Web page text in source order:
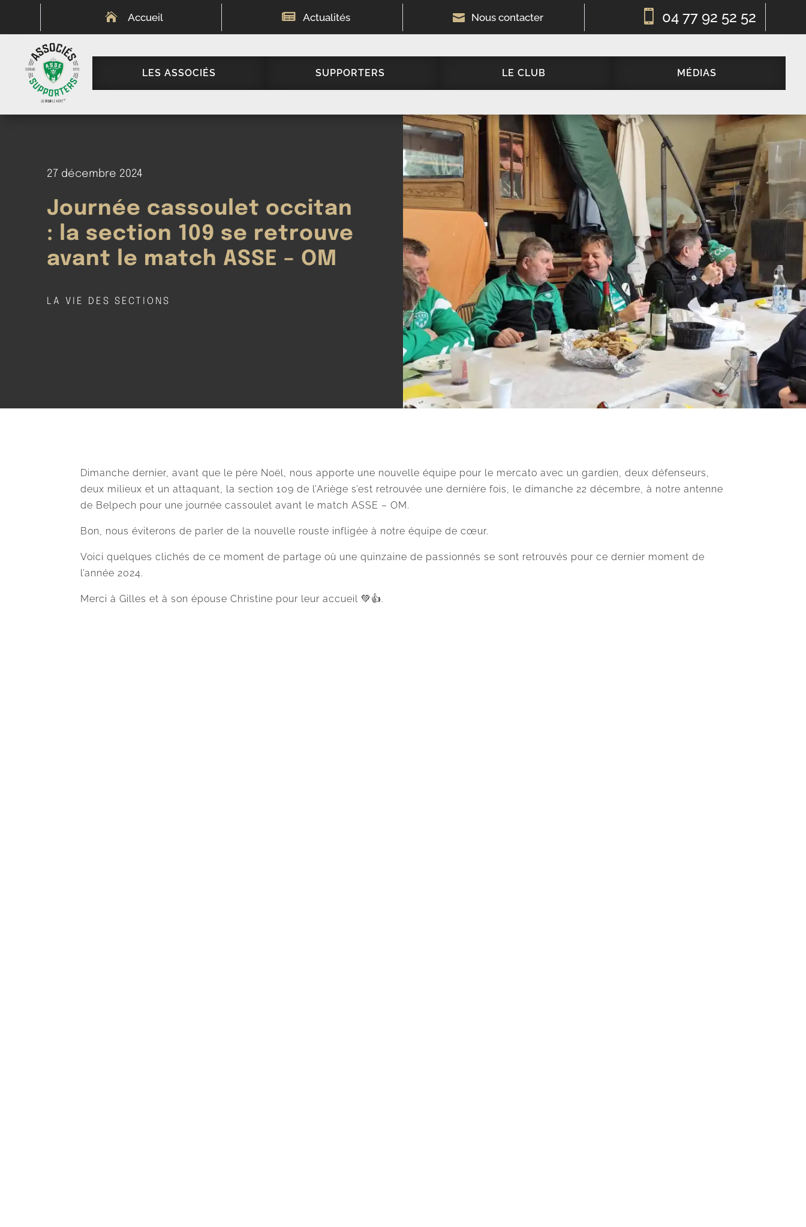
 Accueil  Actualités  Nous contacter  04 77 92 52 52
LES ASSOCIÉS SUPPORTERS LE CLUB MÉDIAS
27 décembre 2024
Journée cassoulet occitan
: la section 109 se retrouve
avant le match ASSE – OM
LA VIE DES SECTIONS
Dimanche dernier, avant que le père Noël, nous apporte une nouvelle équipe pour le mercato avec un gardien, deux défenseurs,
deux milieux et un attaquant, la section 109 de l’Ariège s’est retrouvée une dernière fois, le dimanche 22 décembre, à notre antenne
de Belpech pour une journée cassoulet avant le match ASSE – OM.
Bon, nous éviterons de parler de la nouvelle rouste infligée à notre équipe de cœur.
Voici quelques clichés de ce moment de partage où une quinzaine de passionnés se sont retrouvés pour ce dernier moment de
l’année 2024.
Merci à Gilles et à son épouse Christine pour leur accueil 💚👍.